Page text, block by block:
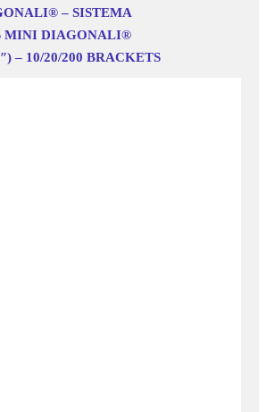
– SISTEMA
MINI DIAGONALI®
– 10/20/200 BRACKETS